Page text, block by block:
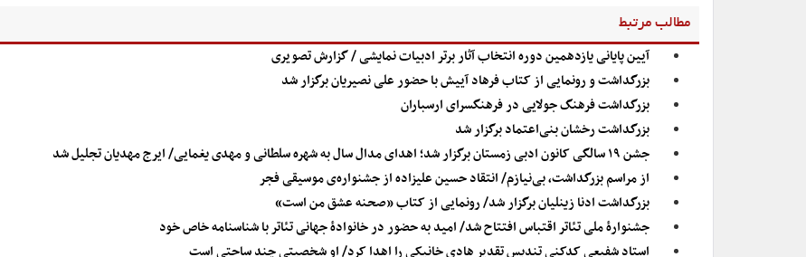
مطالب مرتبط
آیین پایانی یازدهمین دوره‌ انتخاب آثار برتر ادبیات نمایشی / گزارش تصویری
بزرگداشت و رونمایی از کتاب فرهاد آییش با حضور علی نصیریان برگزار شد
بزرگداشت فرهنگ جولایی در فرهنگسرای ارسباران
بزرگداشت رخشان بنی‌اعتماد برگزار شد
جشن ۱۹ سالگی کانون ادبی زمستان برگزار شد؛ اهدای مدال سال به شهره سلطانی و مهدی یغمایی/ ایرج مهدیان تجلیل شد
از مراسم بزرگداشت، بی‌نیازم/ انتقاد حسین علیزاده از جشنواره‌ی موسیقی فجر
بزرگداشت ادنا زینلیان برگزار شد/ رونمایی از کتاب «صحنه عشق من است»
جشنوارۀ ملی تئاتر اقتباس افتتاح شد/ امید به حضور در خانوادۀ جهانی تئاتر با شناسنامه خاص خود
استاد شفیعی کدکنی تندیس تقدیر هادی خانیکی را اهدا کرد/ او شخصیتی چند ساحتی است